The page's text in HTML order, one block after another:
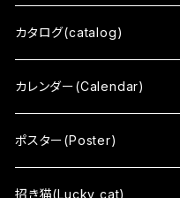
擬音態画伝
ひとうみ
いはれてみれば
響 - reverberation -
カタログ(catalog)
カレンダー(Calendar)
ポスター(Poster)
招き猫(Lucky cat)